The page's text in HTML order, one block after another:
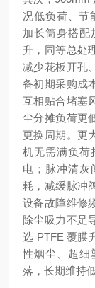
况低负荷、节
加长筒身搭配
升，同等总处
减少花板开孔
备初期采购成
互相贴合堵塞
尘分摊负荷更
更换周期。更
机无需满负荷
电；脉冲清灰
耗，减缓脉冲
设备故障维修
除尘吸力不足
选 PTFE 覆膜
性烟尘、超细
落，长期维持